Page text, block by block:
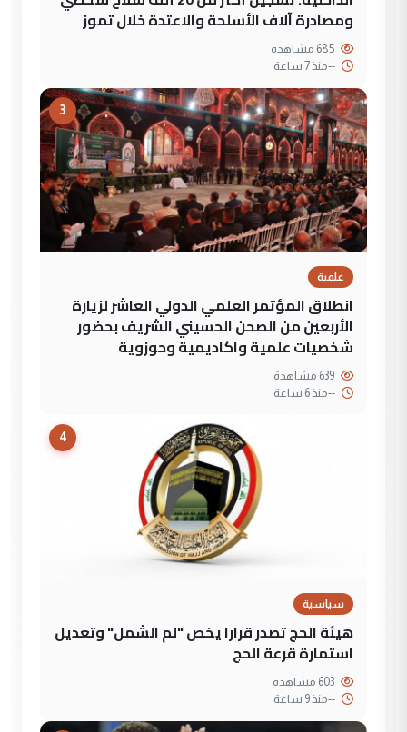
ومصادرة آلاف الأسلحة والاعتدة خلال تموز
--منذ 7 ساعة
3
علمية
انطلاق المؤتمر العلمي الدولي العاشر لزيارة
الأربعين من الصحن الحسيني الشريف بحضور
شخصيات علمية واكاديمية وحوزوية
--منذ 6 ساعة
4
سياسية
هيئة الحج تصدر قرارا يخص "لم الشمل" وتعديل
استمارة قرعة الحج
--منذ 9 ساعة